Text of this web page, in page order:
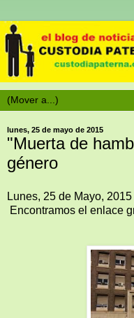
lunes, 25 de mayo de 2015
"Muerta de
género
Lunes, 25 de Mayo, 2015
Encontramos el enlace